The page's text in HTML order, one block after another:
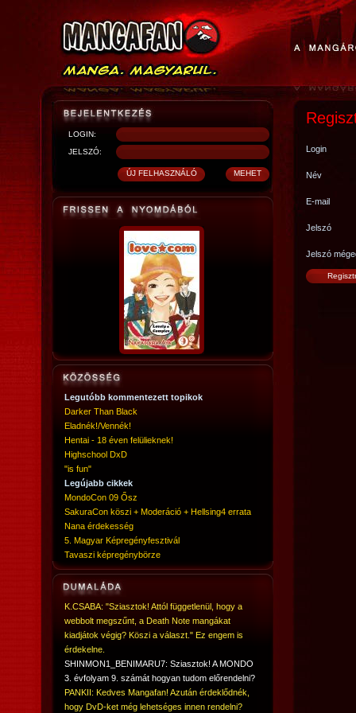
LOGIN:
JELSZÓ:
Legutóbb kommentezett topikok
Darker Than Black
Eladnék!/Vennék!
Hentai - 18 éven felülieknek!
Highschool DxD
"is fun"
Legújabb cikkek
MondoCon 09 Ősz
SakuraCon köszi + Moderáció + Hellsing4 errata
Nana érdekesség
5. Magyar Képregényfesztivál
Tavaszi képregénybörze
K.CSABA: "Sziasztok! Attól függetlenül, hogy a
webbolt megszűnt, a Death Note mangákat
kiadjátok végig? Köszi a választ." Ez engem is
érdekelne.
SHINMON1_BENIMARU7: Sziasztok! A MONDO
3. évfolyam 9. számát hogyan tudom előrendelni?
PANKII: Kedves Mangafan! Azután érdeklődnék,
hogy DvD-ket még lehetséges innen rendelni?
Login
Név
E-mail
Jelszó
Jelszó